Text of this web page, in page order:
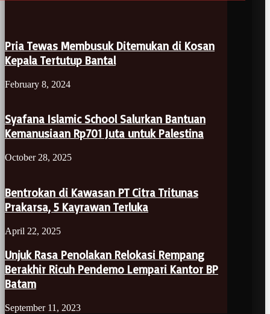
Pria Tewas Membusuk Ditemukan di Kosan
Kepala Tertutup Bantal
February 8, 2024
Syafana Islamic School Salurkan Bantuan
Kemanusiaan Rp701 Juta untuk Palestina
October 28, 2025
Bentrokan di Kawasan PT Citra Tritunas
Prakarsa, 5 Kayrawan Terluka
April 22, 2025
Unjuk Rasa Penolakan Relokasi Rempang
Berakhir Ricuh Pendemo Lempari Kantor BP
Batam
September 11, 2023